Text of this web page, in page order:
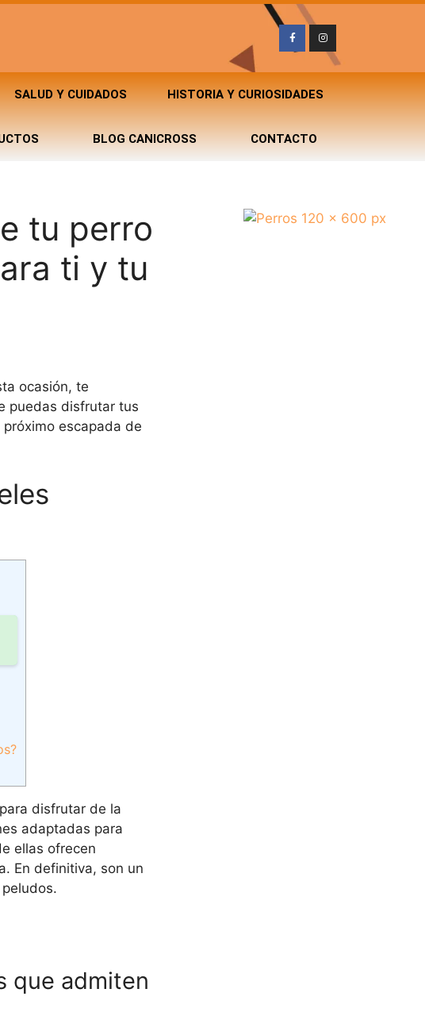
SALUD Y CUIDADOS HISTORIA Y CURIOSIDADES
BLOG CANICROSS CONTACTO
tu perro
ti y tu
ocasión, te
puedas disfrutar tus
escapada de
disfrutar de la
adaptadas para
ellas ofrecen
En definitiva, son un
que admiten